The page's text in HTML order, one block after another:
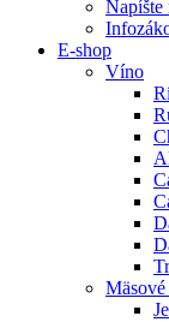
Napíšte
E-shop
Víno